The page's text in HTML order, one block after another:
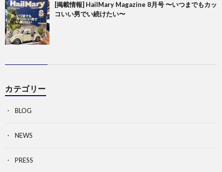
[掲載情報] HailMary Magazine 8月号 〜いつまでもカッ
コいい男でい続けたい〜
カテゴリー
BLOG
NEWS
PRESS